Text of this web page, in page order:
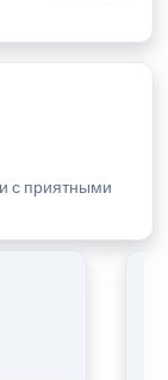
с приятными